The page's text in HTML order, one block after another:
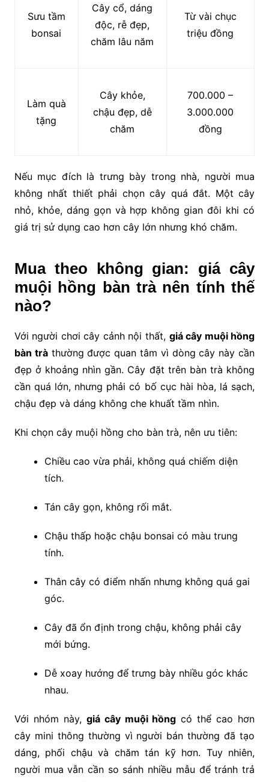
Sưu tầm
bonsai
Cây cổ, dáng
độc, rễ đẹp,
chăm lâu năm
Từ vài chục
triệu đồng
Làm quà
tặng
Cây khỏe,
chậu đẹp, dễ
chăm
700.000 –
3.000.000
đồng
Nếu mục đích là trưng bày trong nhà, người mua
không nhất thiết phải chọn cây quá đắt. Một cây
nhỏ, khỏe, dáng gọn và hợp không gian đôi khi có
giá trị sử dụng cao hơn cây lớn nhưng khó chăm.
Mua theo không gian: giá cây
muội hồng bàn trà nên tính thế
nào?
Với người chơi cây cảnh nội thất, giá cây muội hồng
bàn tràthường được quan tâm vì dòng cây này cần
đẹp ở khoảng nhìn gần. Cây đặt trên bàn trà không
cần quá lớn, nhưng phải có bố cục hài hòa, lá sạch,
chậu đẹp và dáng không che khuất tầm nhìn.
Khi chọn cây muội hồng cho bàn trà, nên ưu tiên:
Chiều cao vừa phải, không quá chiếm diện
tích.
Tán cây gọn, không rối mắt.
Chậu thấp hoặc chậu bonsai có màu trung
tính.
Thân cây có điểm nhấn nhưng không quá gai
góc.
Cây đã ổn định trong chậu, không phải cây
mới bứng.
Dễ xoay hướng để trưng bày nhiều góc khác
nhau.
Với nhóm này, giá cây muội hồng có thể cao hơn
cây mini thông thường vì người bán thường đã tạo
dáng, phối chậu và chăm tán kỹ hơn. Tuy nhiên,
người mua vẫn cần so sánh nhiều mẫu để tránh trả